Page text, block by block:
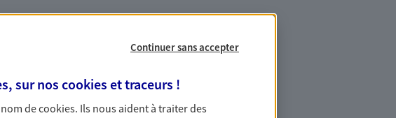
les professionnels et les
vous, nous sommes des indépendants. Nous
Continuer sans accepter
sur nos cookies et traceurs !
decookies. Ils nous aident à traiter des